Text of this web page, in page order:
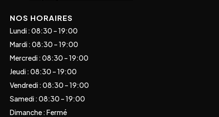
NOS HORAIRES
Lundi : 08:30 – 19:00
Mardi : 08:30 – 19:00
Mercredi : 08:30 – 19:00
Jeudi : 08:30 – 19:00
Vendredi : 08:30 – 19:00
Samedi : 08:30 – 19:00
Dimanche : Fermé